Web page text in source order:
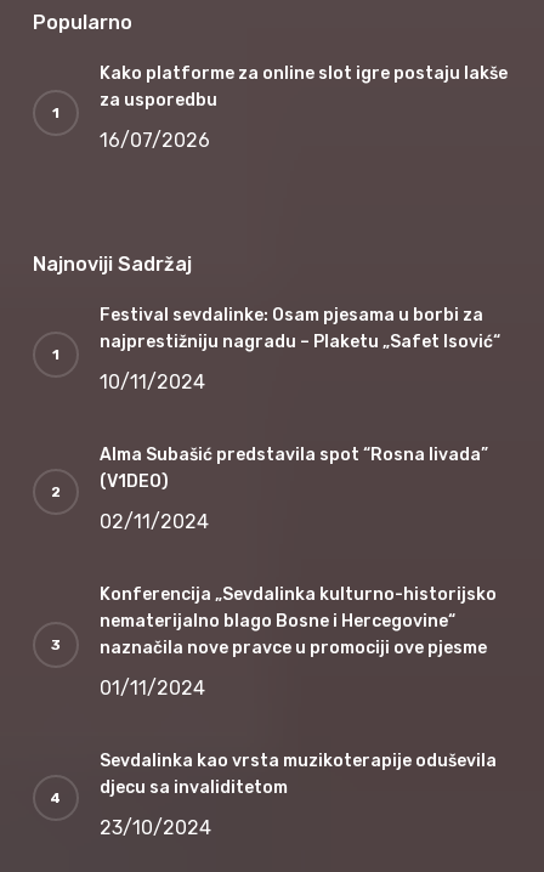
Popularno
Kako platforme za online slot igre postaju lakše
za usporedbu
16/07/2026
Najnoviji Sadržaj
Festival sevdalinke: Osam pjesama u borbi za
najprestižniju nagradu – Plaketu „Safet Isović“
10/11/2024
Alma Subašić predstavila spot “Rosna livada”
(V1DEO)
02/11/2024
Konferencija „Sevdalinka kulturno-historijsko
nematerijalno blago Bosne i Hercegovine“
naznačila nove pravce u promociji ove pjesme
01/11/2024
Sevdalinka kao vrsta muzikoterapije oduševila
djecu sa invaliditetom
23/10/2024